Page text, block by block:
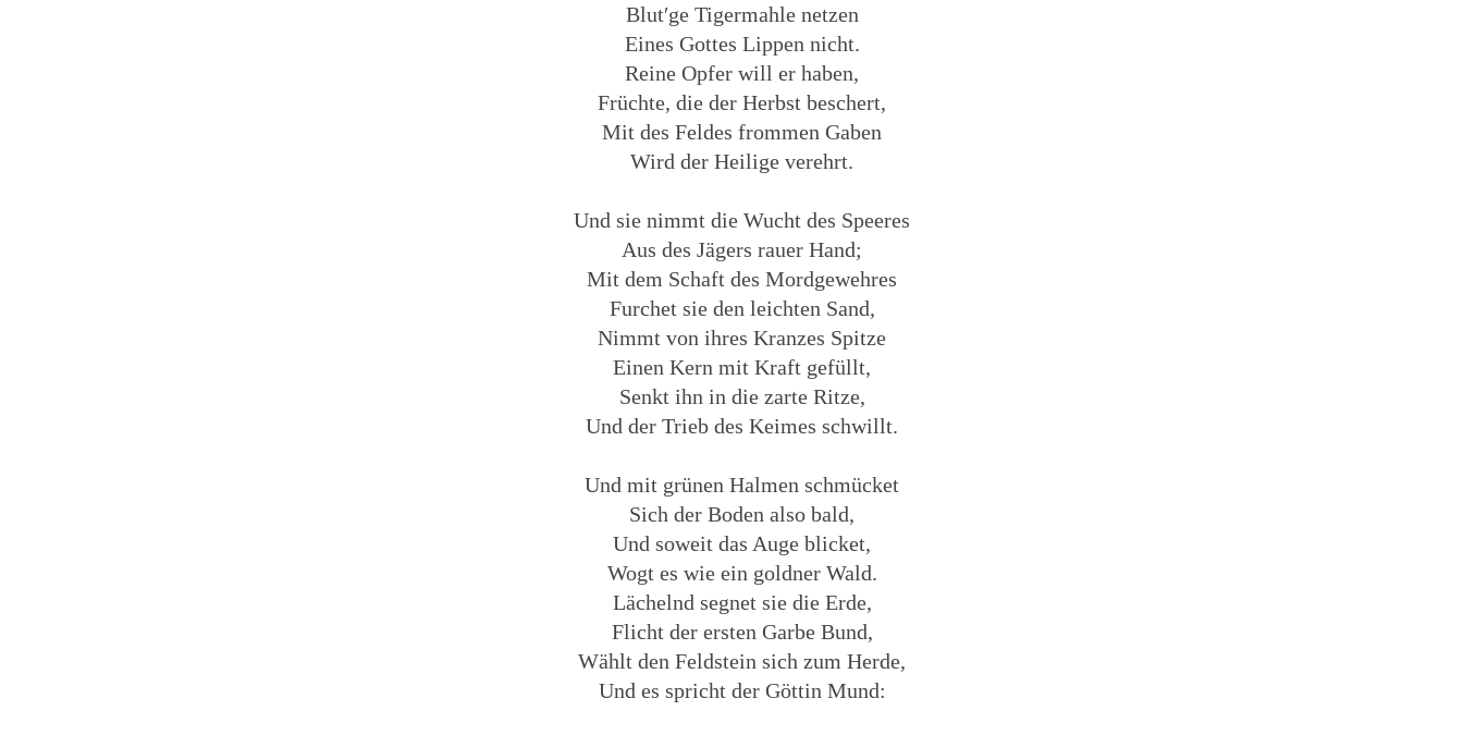
Blut′ge Tigermahle netzen
Eines Gottes Lippen nicht.
Reine Opfer will er haben,
Früchte, die der Herbst beschert,
Mit des Feldes frommen Gaben
Wird der Heilige verehrt.
Und sie nimmt die Wucht des Speeres
Aus des Jägers rauer Hand;
Mit dem Schaft des Mordgewehres
Furchet sie den leichten Sand,
Nimmt von ihres Kranzes Spitze
Einen Kern mit Kraft gefüllt,
Senkt ihn in die zarte Ritze,
Und der Trieb des Keimes schwillt.
Und mit grünen Halmen schmücket
Sich der Boden also bald,
Und soweit das Auge blicket,
Wogt es wie ein goldner Wald.
Lächelnd segnet sie die Erde,
Flicht der ersten Garbe Bund,
Wählt den Feldstein sich zum Herde,
Und es spricht der Göttin Mund: